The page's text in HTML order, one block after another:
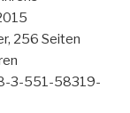
256 Seiten
3-551-58319-